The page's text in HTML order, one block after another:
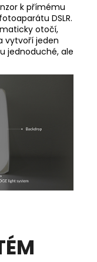
k přímému
DSLR.
otočí,
vytvoří jeden
jednoduché, ale